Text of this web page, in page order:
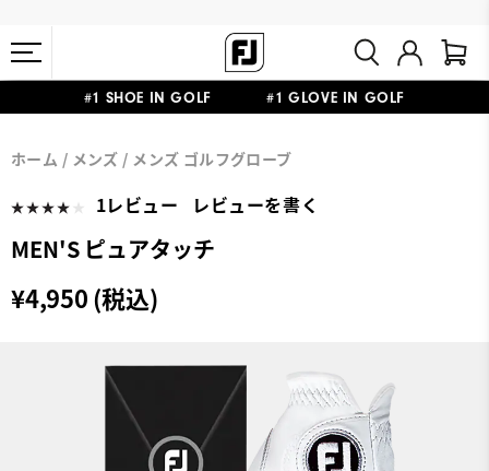
#1 SHOE IN GOLF #1 GLOVE IN GOLF
11,000円
ホーム メンズ メンズ ゴルフグローブ
1レビュー レビューを書く
MEN'S ピュアタッチ
¥4,950 (税込)